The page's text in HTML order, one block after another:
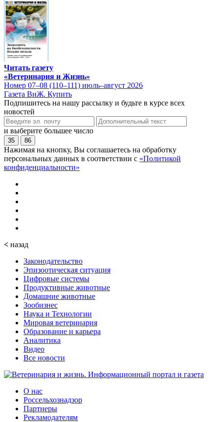
Читать газету
«Ветеринария и Жизнь»
Номер 07–08 (110–111) июль–август 2026
Газета ВиЖ. Купить
Подпишитесь на нашу рассылку и будьте в курсе всех
новостей
и выберите большее число
35 86
Нажимая на кнопку, Вы соглашаетесь на обработку
персональных данных в соответствии с «Политикой
конфиденциальности»
< назад
Законодательство
Эпизоотическая ситуация
Цифровые системы
Продуктивные животные
Домашние животные
Зообизнес
Наука и Технологии
Мировая ветеринария
Образование и карьера
Аналитика
Видео
Все новости
О нас
Россельхознадзор
Партнеры
Рекламодателям